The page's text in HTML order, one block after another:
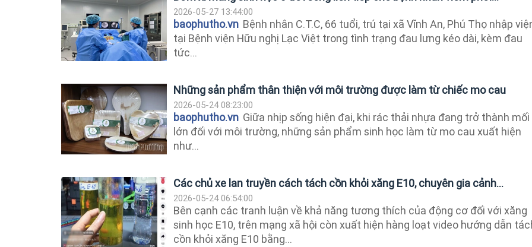
2026-05-27 13:44:00
baophutho.vn Bệnh nhân C.T.C, 66 tuổi, trú tại xã Vĩnh An, Phú Thọ nhập
tại Bệnh viện Hữu nghị Lạc Việt trong tình trạng đau lưng kéo dài, kèm đau
tức...
Những sản phẩm thân thiện với môi trường được làm từ chiếc mo cau
2026-05-24 08:23:00
baophutho.vn Giữa nhịp sống hiện đại, khi rác thải nhựa đang trở thành mối
lớn đối với môi trường, những sản phẩm sinh học làm từ mo cau xuất hiện
như...
Các chủ xe lan truyền cách tách cồn khỏi xăng E10, chuyên gia cảnh...
2026-05-24 06:54:00
Bên cạnh các tranh luận về khả năng tương thích của động cơ đối với xăng
sinh học E10, trên mạng xã hội còn xuất hiện hàng loạt video hướng dẫn
cồn khỏi xăng E10 bằng...